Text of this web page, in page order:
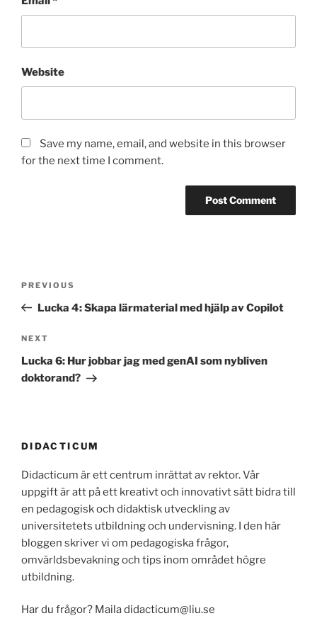
Website
Save my name, email, and website in this browser
for the next time I comment.
Previous
Post
PREVIOUS
Lucka 4: Skapa lärmaterial med hjälp av Copilot
Next
Post
NEXT
Lucka 6: Hur jobbar jag med genAI som nybliven
doktorand?
DIDACTICUM
Didacticum är ett centrum inrättat av rektor. Vår
uppgift är att på ett kreativt och innovativt sätt bidra till
en pedagogisk och didaktisk utveckling av
universitetets utbildning och undervisning. I den här
bloggen skriver vi om pedagogiska frågor,
omvärldsbevakning och tips inom området högre
utbildning.
Har du frågor? Maila didacticum@liu.se